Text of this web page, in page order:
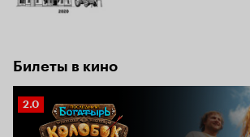
Билеты в кино
Рейтинг
Кинопоиска
2.0